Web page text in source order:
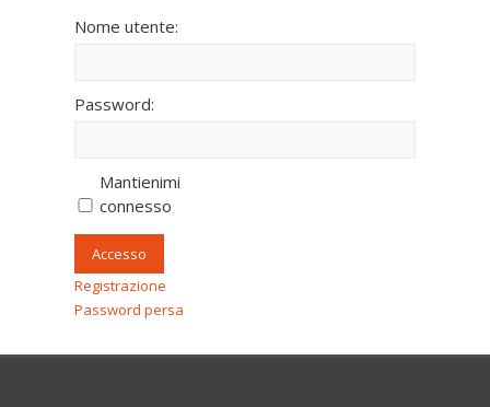
Nome utente:
Password:
Mantienimi
connesso
Accesso
Registrazione
Password persa